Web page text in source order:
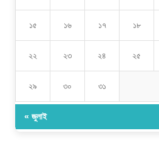
১৫ ১৬ ১৭ ১৮
২২ ২৩ ২৪ ২৫
২৯ ৩০ ৩১
« জুলাই